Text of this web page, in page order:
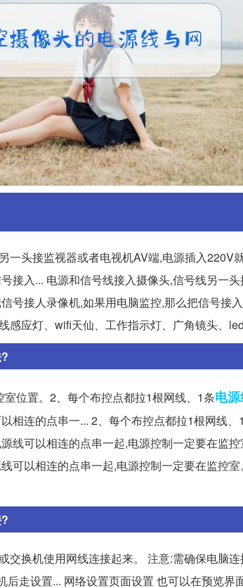
一头接监视器或者电视机AV端,电源插入220V
接入... 电源和信号线接入摄像头,信号线另一
号接人录像机,如果用电脑监控,那么把信号接
感应灯、wifi天仙、工作指示灯、广角镜头、
位置。2、每个布控点都拉1根网线、1条电
相连的点串一... 2、每个布控点都拉1根网线
线可以相连的点串一起,电源控制一定要在监
可以相连的点串一起,电源控制一定要在监控
交换机使用网线连接起来。 注意:需确保电脑
后走设置... 网络设置页面设置 也可以在预览